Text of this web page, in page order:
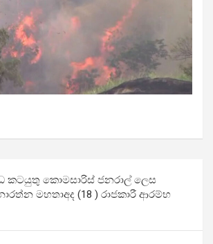
කටයුතු කොමසාරිස් ජනරාල් ලෙස
මහතාඅද (18 ) රාජකාරී ආරම්භ